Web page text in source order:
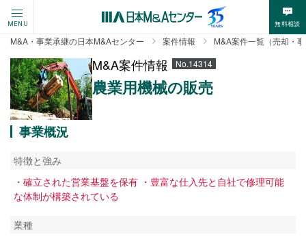
MENU 無料相談
M&A・事業承継の日本M&Aセンター 案件情報 M&A案件一覧（売却・
M&A案件情報 No.14314
農業用機械の販売
事業概況
特徴と強み
・確立された営業基盤を保有 ・豊富な仕入先と自社で修理可能
な体制が構築されている
業種